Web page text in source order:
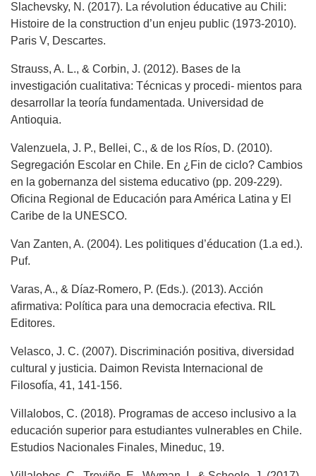
Slachevsky, N. (2017). La révolution éducative au Chili:
Histoire de la construction d’un enjeu public (1973-2010).
Paris V, Descartes.
Strauss, A. L., & Corbin, J. (2012). Bases de la
investigación cualitativa: Técnicas y procedi- mientos para
desarrollar la teoría fundamentada. Universidad de
Antioquia.
Valenzuela, J. P., Bellei, C., & de los Ríos, D. (2010).
Segregación Escolar en Chile. En ¿Fin de ciclo? Cambios
en la gobernanza del sistema educativo (pp. 209-229).
Oficina Regional de Educación para América Latina y El
Caribe de la UNESCO.
Van Zanten, A. (2004). Les politiques d’éducation (1.a ed.).
Puf.
Varas, A., & Díaz-Romero, P. (Eds.). (2013). Acción
afirmativa: Política para una democracia efectiva. RIL
Editores.
Velasco, J. C. (2007). Discriminación positiva, diversidad
cultural y justicia. Daimon Revista Internacional de
Filosofía, 41, 141-156.
Villalobos, C. (2018). Programas de acceso inclusivo a la
educación superior para estudiantes vulnerables en Chile.
Estudios Nacionales Finales, Mineduc, 19.